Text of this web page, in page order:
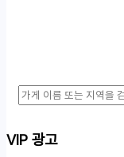
VIP 광고